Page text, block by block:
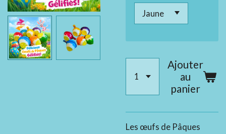
Ajouter
au
panier
Les œufs de Pâques